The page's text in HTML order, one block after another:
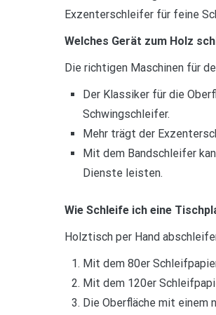
Exzenterschleifer für feine
Welches Gerät zum Holz
Die richtigen Maschinen für
Der Klassiker für die
Schwingschleifer.
Mehr trägt der
Mit dem Bandschleifer
Dienste leisten.
Wie Schleife ich eine
Holztisch per Hand
Mit dem 80er
Mit dem 120er
Die Oberfläche mit einem